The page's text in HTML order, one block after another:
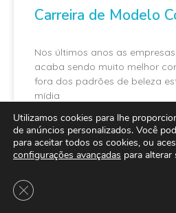
Carreira de Modelo
Nos últimos anos as
acaba sendo muito melhor
fora dos padrões de beleza
mídia
Utilizamos cookies para lhe
de anúncios personalizados. Você
para aceitar todos os cookies, ou
configurações avançadas para alterar
Close GDPR Cookie Banner